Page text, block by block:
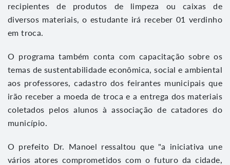
recipientes de produtos de limpeza ou caixas de
diversos materiais, o estudante irá receber 01 verdinho
em troca.
O programa também conta com capacitação sobre os
temas de sustentabilidade econômica, social e ambiental
aos professores, cadastro dos feirantes municipais que
irão receber a moeda de troca e a entrega dos materiais
coletados pelos alunos à associação de catadores do
município.
O prefeito Dr. Manoel ressaltou que "a iniciativa une
vários atores comprometidos com o futuro da cidade,